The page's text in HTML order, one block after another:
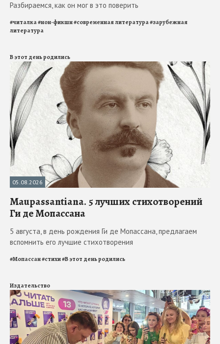
Разбираемся, как он мог в это поверить
#читалка#нон-фикшн#современная литература#зарубежная
литература
В этот день родились
05.08.2026
Maupassantiana. 5 лучших стихотворений
Ги де Мопассана
5 августа, в день рождения Ги де Мопассана, предлагаем
вспомнить его лучшие стихотворения
#Мопассан#стихи#В этот день родились
Издательство